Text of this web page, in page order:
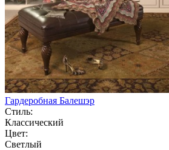
Гардеробная Балешэр
Стиль:
Классический
Цвет:
Светлый